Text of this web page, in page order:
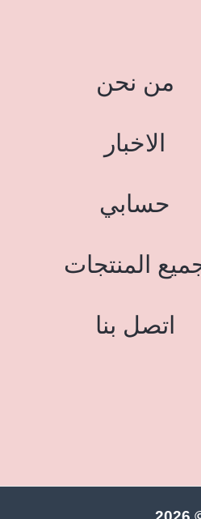
من نحن
الاخبار
حسابي
المنتجات
اتصل بنا